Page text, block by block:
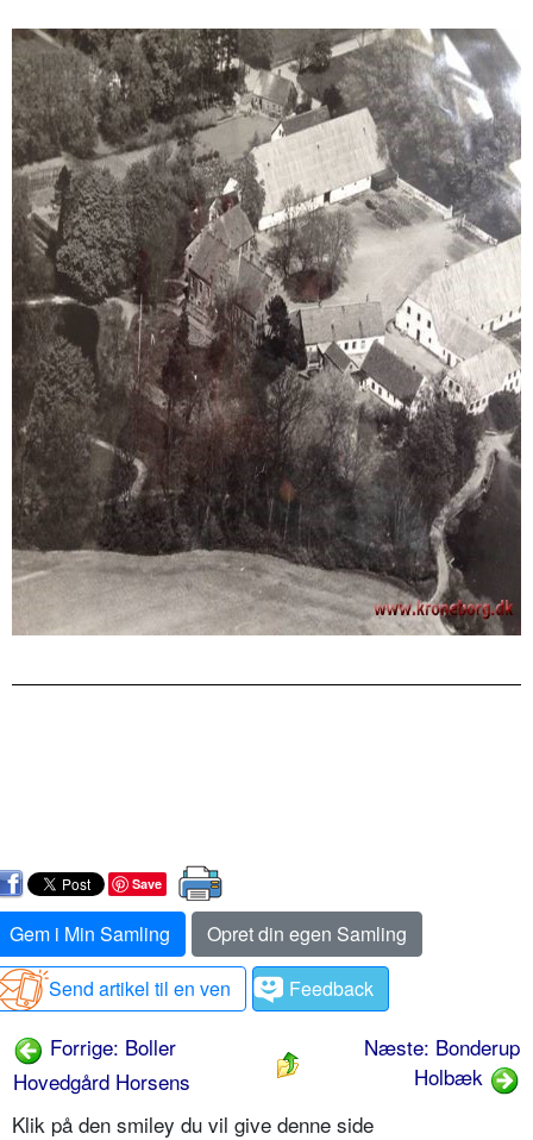
Save
Gem i Min Samling
Opret din egen Samling
Send artikel til en ven
Feedback
Forrige: Boller
Hovedgård Horsens
Næste: Bonderup
Holbæk
Klik på den smiley du vil give denne side